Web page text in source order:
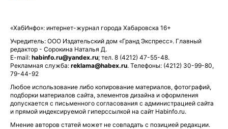
«ХабИнфо»: интернет-журнал города Хабаровска 16+
Учредитель: ООО Издательский дом «Гранд Экспресс». Главный
редактор - Сорокина Наталья Д.
E-mail: habinfo.ru@yandex.ru; тел. 8 (4212) 47-55-48.
Рекламная служба: reklama@habex.ru. Телефоны: (4212) 30-99-80,
79-44-92
Любое использование либо копирование материалов, фотографий,
подборки материалов сайта, элементов дизайна и оформления
допускается с письменного согласования с администрацией сайта
и прямой индексируемой гиперссылкой на сайт Habinfo.ru.
Мнение авторов статей может не совпадать с позицией редакции.